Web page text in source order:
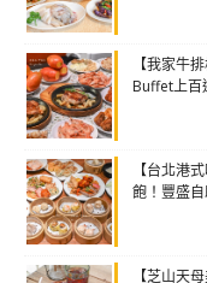
【我家牛
Buffet上百
【台北港
飽！豐盛
【芝山天